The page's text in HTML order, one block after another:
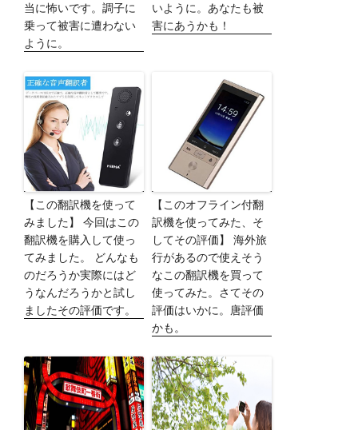
当に怖いです。調子に
乗って被害に遭わない
ように。
いように。あなたも被
害にあうかも！
【この翻訳機を使って
みました】 今回はこの
翻訳機を購入して使っ
てみました。 どんなも
のだろうか実際にはど
うなんだろうかと試し
ましたその評価です。
【このオフライン付翻
訳機を使ってみた、そ
してその評価】 海外旅
行があるので使えそう
なこの翻訳機を買って
使ってみた。さてその
評価はいかに。唐評価
かも。